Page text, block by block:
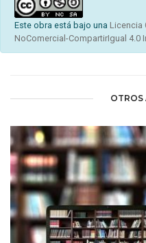
Este obra está bajo una Licencia
NoComercial-CompartirIgual 4.0
OTROS